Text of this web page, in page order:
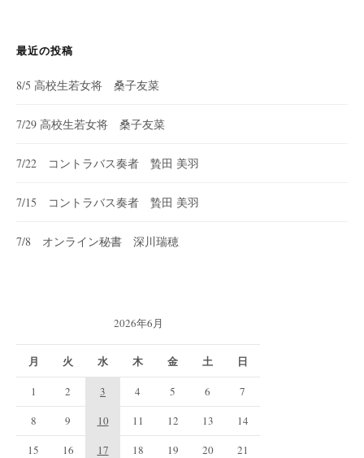
最近の投稿
8/5 高校生若女将 桑子友菜
7/29 高校生若女将 桑子友菜
7/22 コントラバス奏者 贄田 美羽
7/15 コントラバス奏者 贄田 美羽
7/8 オンライン秘書 深川瑞穂
2026年6月
月 火 水 木 金 土 日
1 2 3 4 5 6
7
8
9 10 11 12 13
14
15
16 17 18 19 20
21